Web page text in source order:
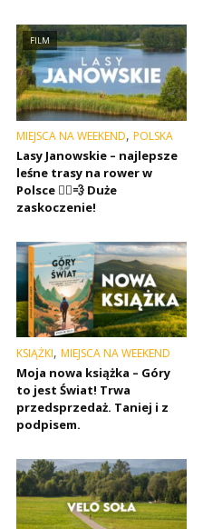
FILM
MIEJSCA NA WEEKEND, POLSKA
Lasy Janowskie – najlepsze
leśne trasy na rower w
Polsce 🚴‍♂️💨 Duże
zaskoczenie!
KSIĄŻKI, MIEJSCA NA WEEKEND
Moja nowa książka – Góry
to jest Świat! Trwa
przedsprzedaż. Taniej i z
podpisem.